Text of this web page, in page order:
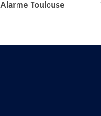
Alarme Toulouse